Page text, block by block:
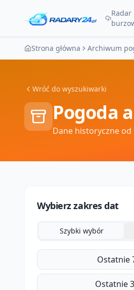
Radar
Strona główna Archiwum
Wróć do wyszukiwarki
Pogoda
Dane historyczne od
Wybierz zakres dat
Szybki wybór
Ostatnie
Ostatnie